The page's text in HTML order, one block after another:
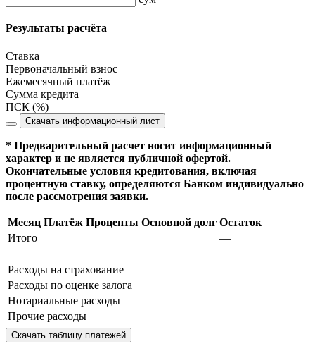
Результаты расчёта
Ставка
Первоначальный взнос
Ежемесячный платёж
Сумма кредита
ПСК (%)
Скачать информационный лист
* Предварительный расчет носит информационный
характер и не является публичной офертой.
Окончательные условия кредитования, включая
процентную ставку, определяются Банком индивидуально
после рассмотрения заявки.
Месяц Платёж Проценты Основной долг Остаток
Итого
—
Расходы на страхование
Расходы по оценке залога
Нотариальные расходы
Прочие расходы
Скачать таблицу платежей